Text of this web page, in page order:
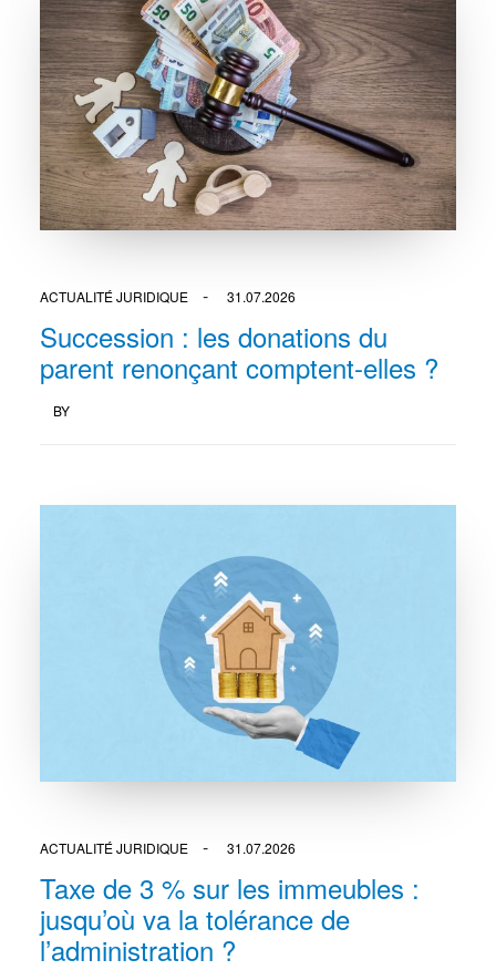
ACTUALITÉ JURIDIQUE 31.07.2026
Succession : les donations du
parent renonçant comptent-elles ?
BY
ACTUALITÉ JURIDIQUE 31.07.2026
Taxe de 3 % sur les immeubles :
jusqu’où va la tolérance de
l’administration ?